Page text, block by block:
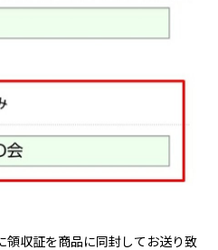
収証を商品に同封してお送り致